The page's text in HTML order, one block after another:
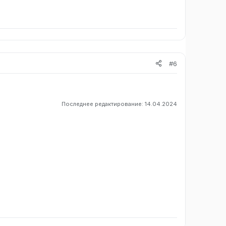
#6
Последнее редактирование: 14.04.2024